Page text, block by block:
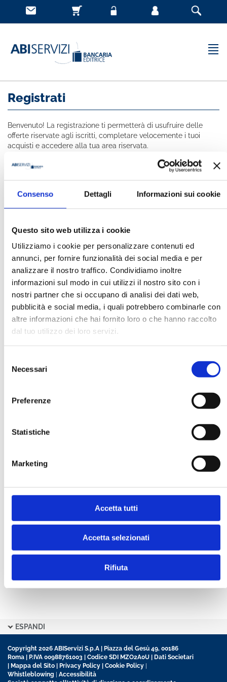
Consenso Dettagli Informazioni sui cookie
Questo sito web utilizza i cookie
Utilizziamo i cookie per personalizzare contenuti ed
annunci, per fornire funzionalità dei social media e per
analizzare il nostro traffico. Condividiamo inoltre
informazioni sul modo in cui utilizzi il nostro sito con i
nostri partner che si occupano di analisi dei dati web,
pubblicità e social media, i quali potrebbero combinarle con
altre informazioni che hai fornito loro o che hanno raccolto
dal tuo utilizzo dei loro servizi.
delNecessari
Preferenze
Statistiche
Marketing
Accetta tutti
Accetta selezionati
Rifiuta
Registrati
Benvenuto! La registrazione ti permetterà di usufruire delle
offerte riservate agli iscritti, completare velocemente i tuoi
acquisti e accedere alla tua area riservata.
Tutti i campi indicati con * sono obbligatori
DATA DI NASCITA *
E-MAIL *
AZIENDA
FUNZIONE AZIENDALE
Ho letto e accetto l’informativa sulla
Ho preso visione delleCondizioni Generalidi
contratto disciplinanti il sito
ESPANDI
Copyright 2026 ABIServizi S.p.A | Piazza del Gesù 49, 00186
Roma | P.IVA 00988761003 | Codice SDI MZO2A0U | Dati Societari
| Mappa del Sito | Privacy Policy | Cookie Policy |
Whistleblowing | Accessibilità